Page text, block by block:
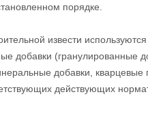
порядке.
извести
добавки (гранулированные
добавки,
действующих